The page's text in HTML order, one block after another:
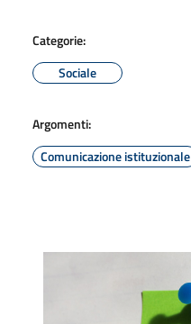
Categorie:
Sociale
Argomenti:
Comunicazione istituzionale